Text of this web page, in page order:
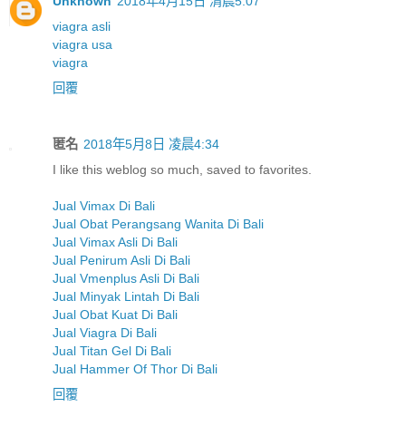
viagra asli
viagra usa
viagra
回覆
匿名 2018年5月8日 凌晨4:34
I like this weblog so much, saved to favorites.
Jual Vimax Di Bali
Jual Obat Perangsang Wanita Di Bali
Jual Vimax Asli Di Bali
Jual Penirum Asli Di Bali
Jual Vmenplus Asli Di Bali
Jual Minyak Lintah Di Bali
Jual Obat Kuat Di Bali
Jual Viagra Di Bali
Jual Titan Gel Di Bali
Jual Hammer Of Thor Di Bali
回覆